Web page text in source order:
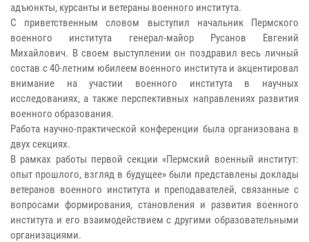
адъюнкты, курсанты и ветераны военного института.
С приветственным словом выступил начальник Пермского
военного института генерал-майор Русанов Евгений
Михайлович. В своем выступлении он поздравил весь личный
состав с 40-летним юбилеем военного института и акцентировал
внимание на участии военного института в научных
исследованиях, а также перспективных направлениях развития
военного образования.
Работа научно-практической конференции была организована в
двух секциях.
В рамках работы первой секции «Пермский военный институт:
опыт прошлого, взгляд в будущее» были представлены доклады
ветеранов военного института и преподавателей, связанные с
вопросами формирования, становления и развития военного
института и его взаимодействием с другими образовательными
организациями.